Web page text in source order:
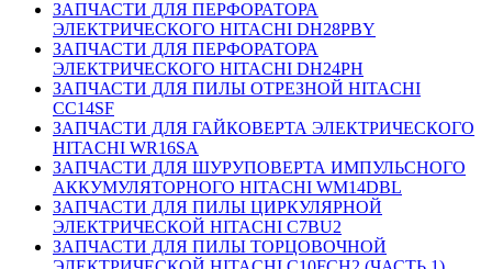
ЗАПЧАСТИ ДЛЯ ПЕРФОРАТОРА
ЭЛЕКТРИЧЕСКОГО HITACHI DH28PBY
ЗАПЧАСТИ ДЛЯ ПЕРФОРАТОРА
ЭЛЕКТРИЧЕСКОГО HITACHI DH24PH
ЗАПЧАСТИ ДЛЯ ПИЛЫ ОТРЕЗНОЙ HITACHI
CC14SF
ЗАПЧАСТИ ДЛЯ ГАЙКОВЕРТА ЭЛЕКТРИЧЕСКОГО
HITACHI WR16SA
ЗАПЧАСТИ ДЛЯ ШУРУПОВЕРТА ИМПУЛЬСНОГО
АККУМУЛЯТОРНОГО HITACHI WM14DBL
ЗАПЧАСТИ ДЛЯ ПИЛЫ ЦИРКУЛЯРНОЙ
ЭЛЕКТРИЧЕСКОЙ HITACHI C7BU2
ЗАПЧАСТИ ДЛЯ ПИЛЫ ТОРЦОВОЧНОЙ